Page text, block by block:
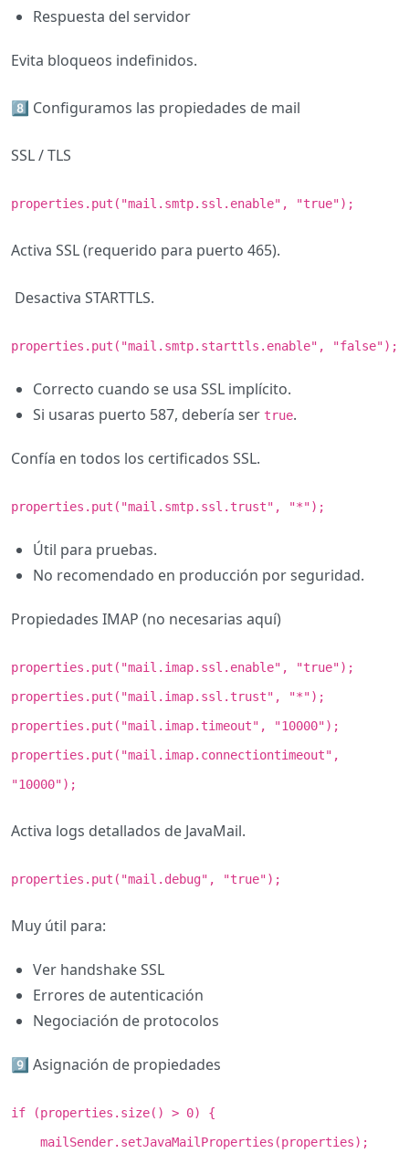
Respuesta del servidor
Evita bloqueos indefinidos.
8️⃣ Configuramos las propiedades de mail
SSL / TLS
properties.put("mail.smtp.ssl.enable", "true");
Activa SSL (requerido para puerto 465).
Desactiva STARTTLS.
properties.put("mail.smtp.starttls.enable", "false");
Correcto cuando se usa SSL implícito.
Si usaras puerto 587, debería ser true.
Confía en todos los certificados SSL.
properties.put("mail.smtp.ssl.trust", "*");
Útil para pruebas.
No recomendado en producción por seguridad.
Propiedades IMAP (no necesarias aquí)
properties.put("mail.imap.ssl.enable", "true");
properties.put("mail.imap.ssl.trust", "*");
properties.put("mail.imap.timeout", "10000");
properties.put("mail.imap.connectiontimeout",
"10000");
Activa logs detallados de JavaMail.
properties.put("mail.debug", "true");
Muy útil para:
Ver handshake SSL
Errores de autenticación
Negociación de protocolos
9️⃣ Asignación de propiedades
if (properties.size() > 0) {
mailSender.setJavaMailProperties(properties);